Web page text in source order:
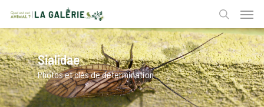
main
content
search
Sialidae
Photos et clés de détermination